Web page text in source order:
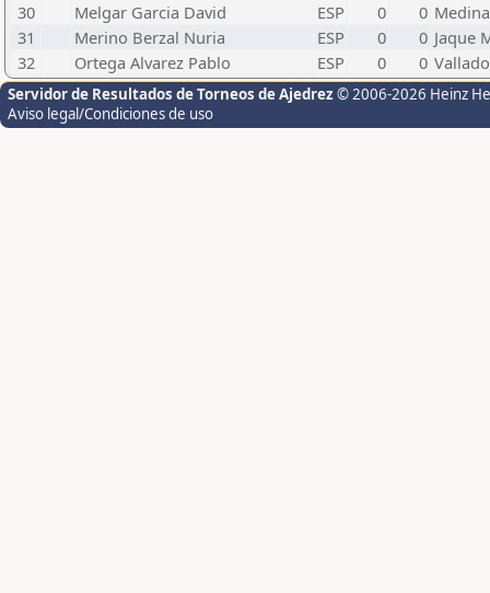
30
Melgar Garcia David ESP 0 0
31
Merino Berzal Nuria ESP 0 0 Jaque
32
Ortega Alvarez Pablo ESP 0 0
Servidor de Resultados de Torneos de Ajedrez © 2006-2026 Heinz
Aviso legal/Condiciones de uso